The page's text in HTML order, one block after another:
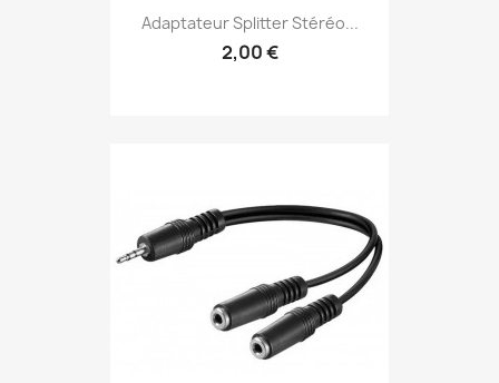
Adaptateur Splitter Stéréo...
2,00 €